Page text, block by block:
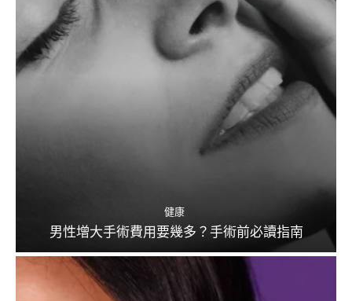
健康
男性增大手術費用要幾多？手術前必讀指南